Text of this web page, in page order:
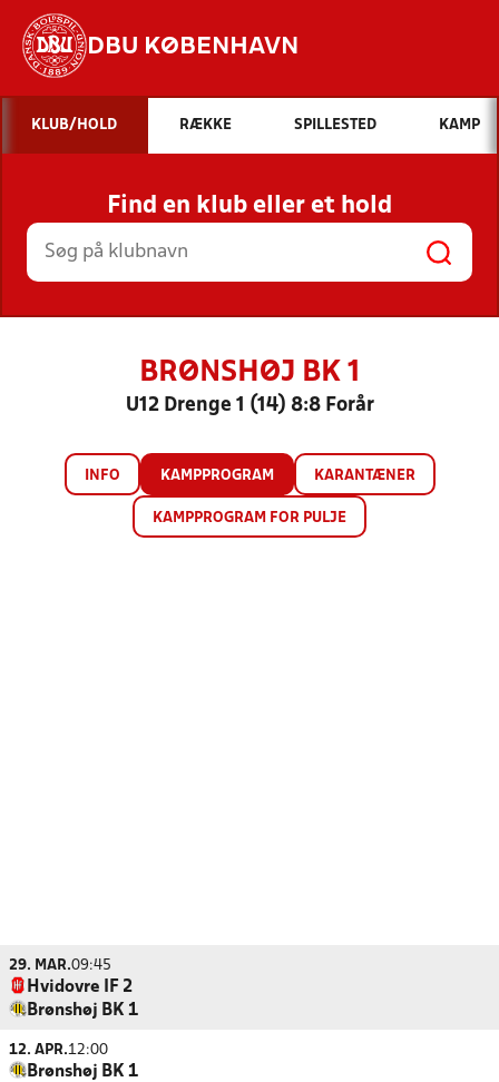
DBU KØBENHAVN
Hvad vil du søge efter?
INDHOLD OG NYHEDER
STILLINGER, RESULTATER, KLUBBER OG
HOLD
KLUB/HOLD RÆKKE SPILLESTED KAMP
Find en klub eller et hold
BRØNSHØJ BK 1
U12 Drenge 1 (14) 8:8 Forår
INFO KAMPPROGRAM KARANTÆNER
KAMPPROGRAM FOR PULJE
29. MAR.09:45
Hvidovre IF 2
Brønshøj BK 1
12. APR.12:00
Brønshøj BK 1